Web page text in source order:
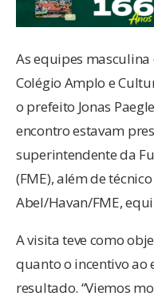
As equipes
Colégio Amplo e
o prefeito Jonas
encontro estavam
superintendente da
(FME), além de
Abel/Havan/FME,
A visita teve como
quanto o incentivo ao
resultado. “Viemos